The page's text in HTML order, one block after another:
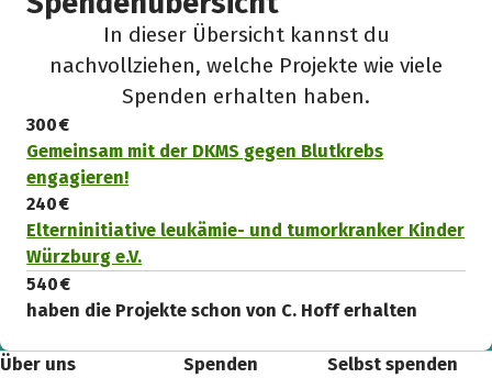
In dieser Übersicht kannst du
nachvollziehen, welche Projekte wie viele
Spenden erhalten haben.
300 €
Gemeinsam mit der DKMS gegen Blutkrebs
engagieren!
240 €
Elterninitiative leukämie- und tumorkranker Kinder
Würzburg e.V.
540 €
haben die Projekte schon von C. Hoff erhalten
Über uns
Spenden
Selbst spenden